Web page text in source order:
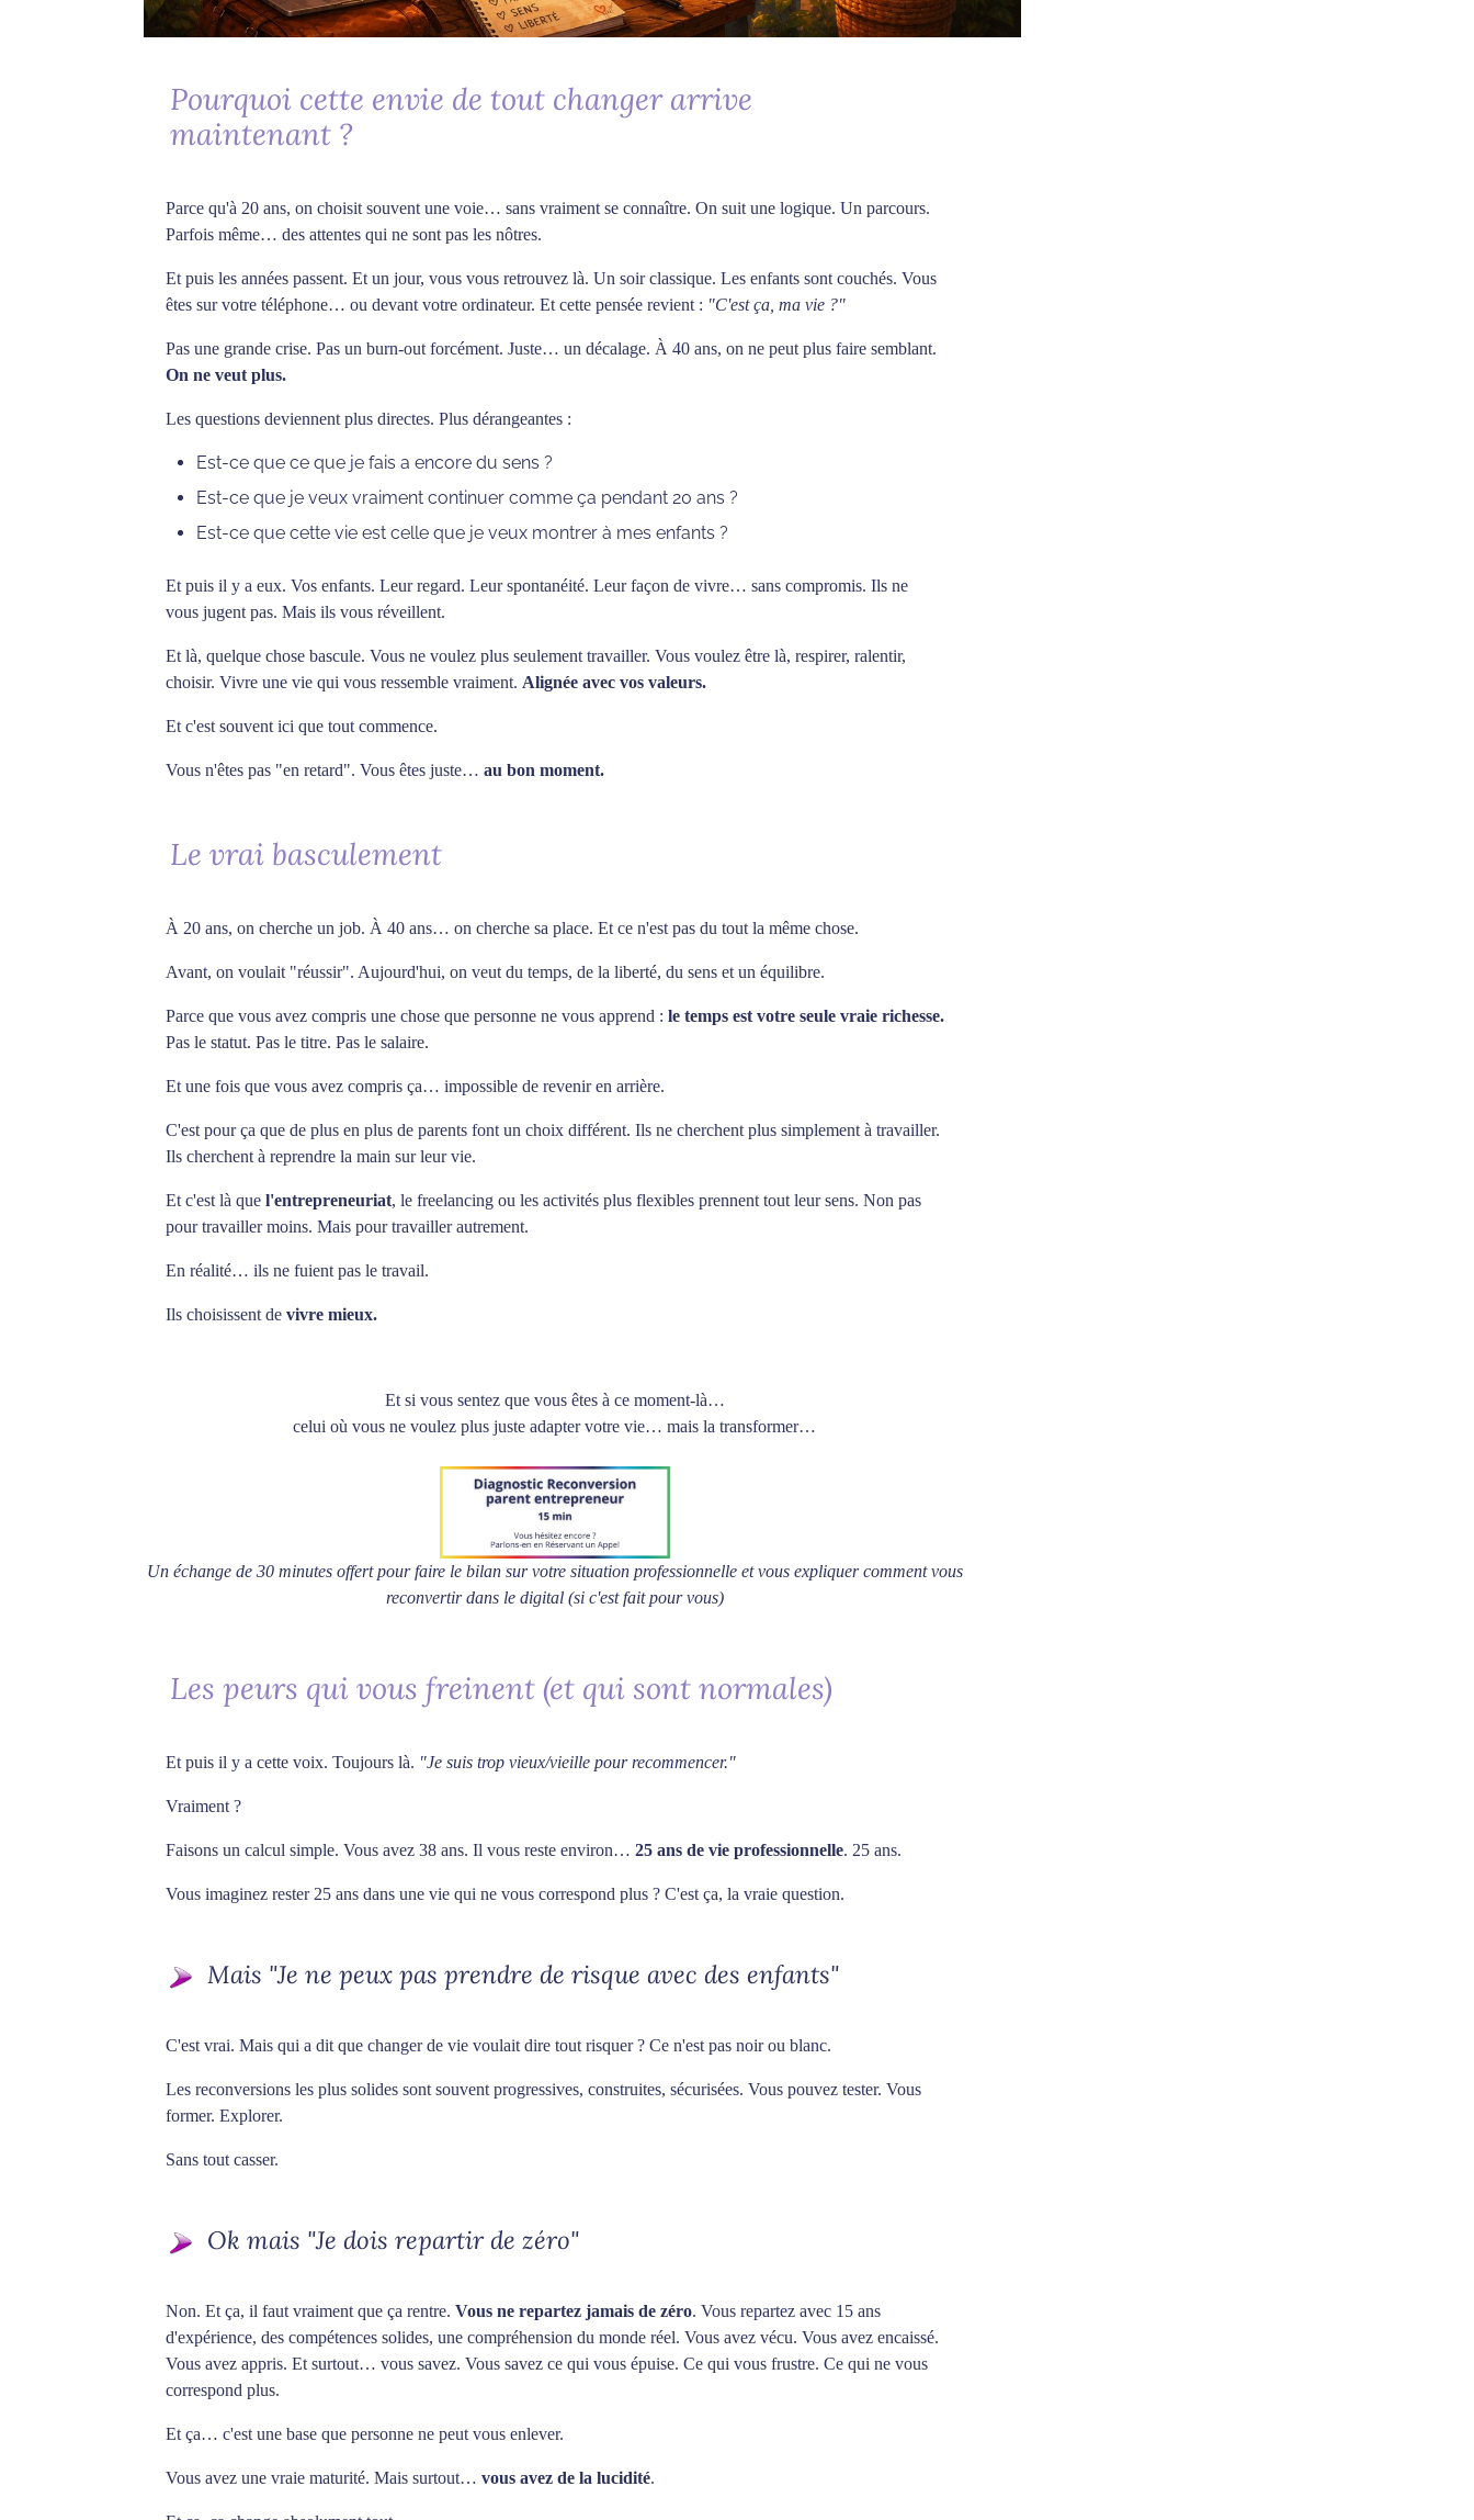
Pourquoi cette envie de tout changer arrive
maintenant ?
Parce qu'à 20 ans, on choisit souvent une voie… sans vraiment se connaître. On suit une logique. Un parcours.
Parfois même… des attentes qui ne sont pas les nôtres.
Et puis les années passent. Et un jour, vous vous retrouvez là. Un soir classique. Les enfants sont couchés. Vous
êtes sur votre téléphone… ou devant votre ordinateur. Et cette pensée revient : "C'est ça, ma vie ?"
Pas une grande crise. Pas un burn-out forcément. Juste… un décalage. À 40 ans, on ne peut plus faire semblant.
On ne veut plus.
Les questions deviennent plus directes. Plus dérangeantes :
Est-ce que ce que je fais a encore du sens ?
Est-ce que je veux vraiment continuer comme ça pendant 20 ans ?
Est-ce que cette vie est celle que je veux montrer à mes enfants ?
Et puis il y a eux. Vos enfants. Leur regard. Leur spontanéité. Leur façon de vivre… sans compromis. Ils ne
vous jugent pas. Mais ils vous réveillent.
Et là, quelque chose bascule. Vous ne voulez plus seulement travailler. Vous voulez être là, respirer, ralentir,
choisir. Vivre une vie qui vous ressemble vraiment. Alignée avec vos valeurs.
Et c'est souvent ici que tout commence.
Vous n'êtes pas "en retard". Vous êtes juste… au bon moment.
Le vrai basculement
À 20 ans, on cherche un job. À 40 ans… on cherche sa place. Et ce n'est pas du tout la même chose.
Avant, on voulait "réussir". Aujourd'hui, on veut du temps, de la liberté, du sens et un équilibre.
Parce que vous avez compris une chose que personne ne vous apprend : le temps est votre seule vraie richesse.
Pas le statut. Pas le titre. Pas le salaire.
Et une fois que vous avez compris ça… impossible de revenir en arrière.
C'est pour ça que de plus en plus de parents font un choix différent. Ils ne cherchent plus simplement à travailler.
Ils cherchent à reprendre la main sur leur vie.
Et c'est là que l'entrepreneuriat, le freelancing ou les activités plus flexibles prennent tout leur sens. Non pas
pour travailler moins. Mais pour travailler autrement.
En réalité… ils ne fuient pas le travail.
Ils choisissent de vivre mieux.
Et si vous sentez que vous êtes à ce moment-là…
celui où vous ne voulez plus juste adapter votre vie… mais la transformer…
Un échange de 30 minutes offert pour faire le bilan sur votre situation professionnelle et vous expliquer comment vous
reconvertir dans le digital (si c'est fait pour vous)
Les peurs qui vous freinent (et qui sont normales)
Et puis il y a cette voix. Toujours là. "Je suis trop vieux/vieille pour recommencer."
Vraiment ?
Faisons un calcul simple. Vous avez 38 ans. Il vous reste environ… 25 ans de vie professionnelle. 25 ans.
Vous imaginez rester 25 ans dans une vie qui ne vous correspond plus ? C'est ça, la vraie question.
Mais "Je ne peux pas prendre de risque avec des enfants"
C'est vrai. Mais qui a dit que changer de vie voulait dire tout risquer ? Ce n'est pas noir ou blanc.
Les reconversions les plus solides sont souvent progressives, construites, sécurisées. Vous pouvez tester. Vous
former. Explorer.
Sans tout casser.
Ok mais "Je dois repartir de zéro"
Non. Et ça, il faut vraiment que ça rentre. Vous ne repartez jamais de zéro. Vous repartez avec 15 ans
d'expérience, des compétences solides, une compréhension du monde réel. Vous avez vécu. Vous avez encaissé.
Vous avez appris. Et surtout… vous savez. Vous savez ce qui vous épuise. Ce qui vous frustre. Ce qui ne vous
correspond plus.
Et ça… c'est une base que personne ne peut vous enlever.
Vous avez une vraie maturité. Mais surtout… vous avez de la lucidité.